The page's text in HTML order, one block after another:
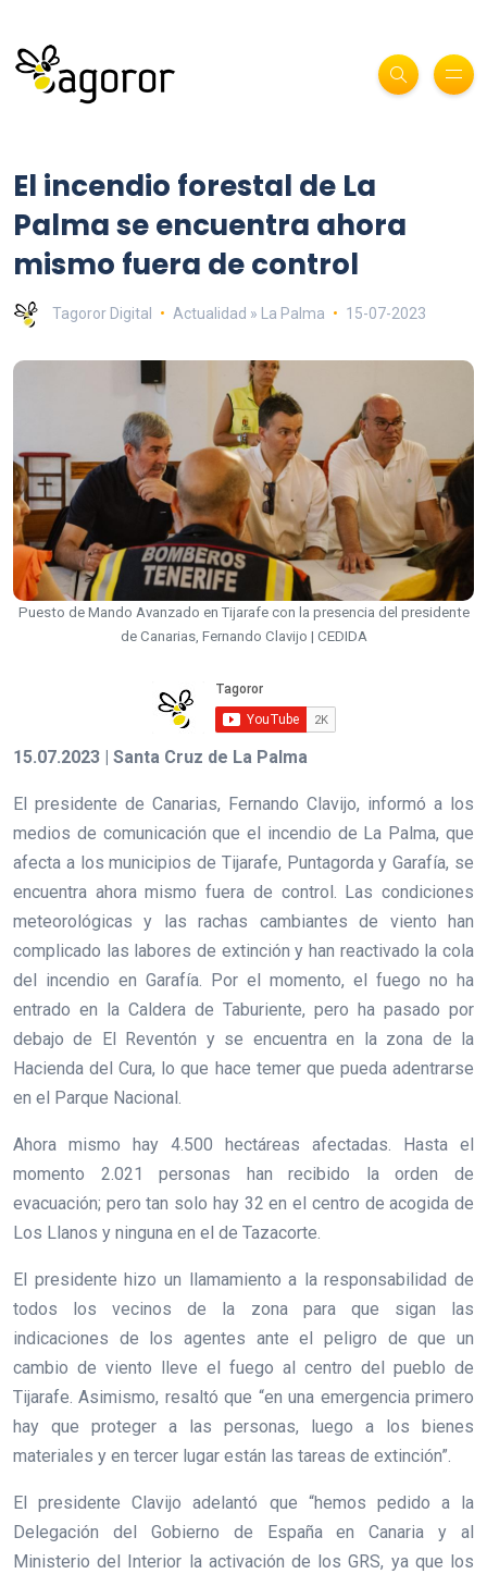
El incendio forestal de La
Palma se encuentra ahora
mismo fuera de control
Tagoror Digital Actualidad » La Palma 15-07-2023
Puesto de Mando Avanzado en Tijarafe con la presencia del presidente
de Canarias, Fernando Clavijo | CEDIDA
15.07.2023 | Santa Cruz de La Palma
El presidente de Canarias, Fernando Clavijo, informó a los
medios de comunicación que el incendio de La Palma, que
afecta a los municipios de Tijarafe, Puntagorda y Garafía, se
encuentra ahora mismo fuera de control. Las condiciones
meteorológicas y las rachas cambiantes de viento han
complicado las labores de extinción y han reactivado la cola
del incendio en Garafía. Por el momento, el fuego no ha
entrado en la Caldera de Taburiente, pero ha pasado por
debajo de El Reventón y se encuentra en la zona de la
Hacienda del Cura, lo que hace temer que pueda adentrarse
en el Parque Nacional.
Ahora mismo hay 4.500 hectáreas afectadas. Hasta el
momento 2.021 personas han recibido la orden de
evacuación; pero tan solo hay 32 en el centro de acogida de
Los Llanos y ninguna en el de Tazacorte.
El presidente hizo un llamamiento a la responsabilidad de
todos los vecinos de la zona para que sigan las
indicaciones de los agentes ante el peligro de que un
cambio de viento lleve el fuego al centro del pueblo de
Tijarafe. Asimismo, resaltó que “en una emergencia primero
hay que proteger a las personas, luego a los bienes
materiales y en tercer lugar están las tareas de extinción”.
El presidente Clavijo adelantó que “hemos pedido a la
Delegación del Gobierno de España en Canaria y al
Ministerio del Interior la activación de los GRS, ya que los